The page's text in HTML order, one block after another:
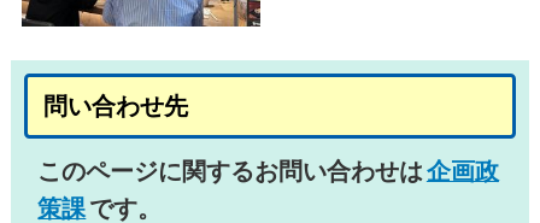
問い合わせ先
このページに関するお問い合わせは企画政
策課です。